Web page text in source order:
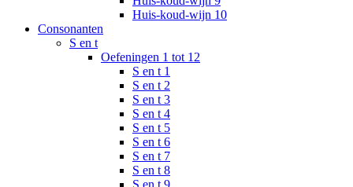
Huis-koud-wijn 10
Consonanten
S en t
Oefeningen 1 tot 12
S en t 1
S en t 2
S en t 3
S en t 4
S en t 5
S en t 6
S en t 7
S en t 8
S en t 9